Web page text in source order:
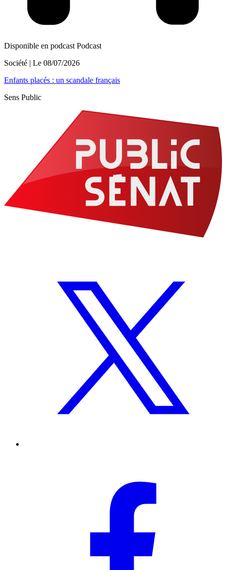
Disponible en podcast Podcast
Société | Le 08/07/2026
Enfants placés : un scandale français
Sens Public